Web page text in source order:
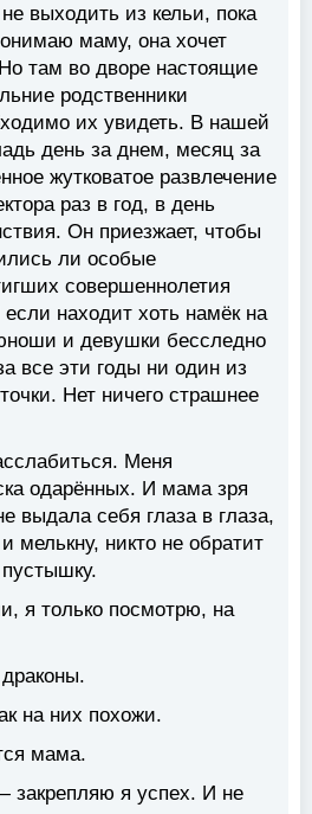
выходить из кельи, пока
маму, она хочет
там во дворе настоящие
родственники
их увидеть. В нашей
день за днем, месяц за
жутковатое развлечение
раз в год, в день
Он приезжает, чтобы
ли особые
совершеннолетия
находит хоть намёк на
и девушки бесследно
все эти годы ни один из
Нет ничего страшнее
Меня
одарённых. И мама зря
выдала себя глаза в глаза,
мелькну, никто не обратит
я только посмотрю, на
на них похожи.
мама.
я успех. И не